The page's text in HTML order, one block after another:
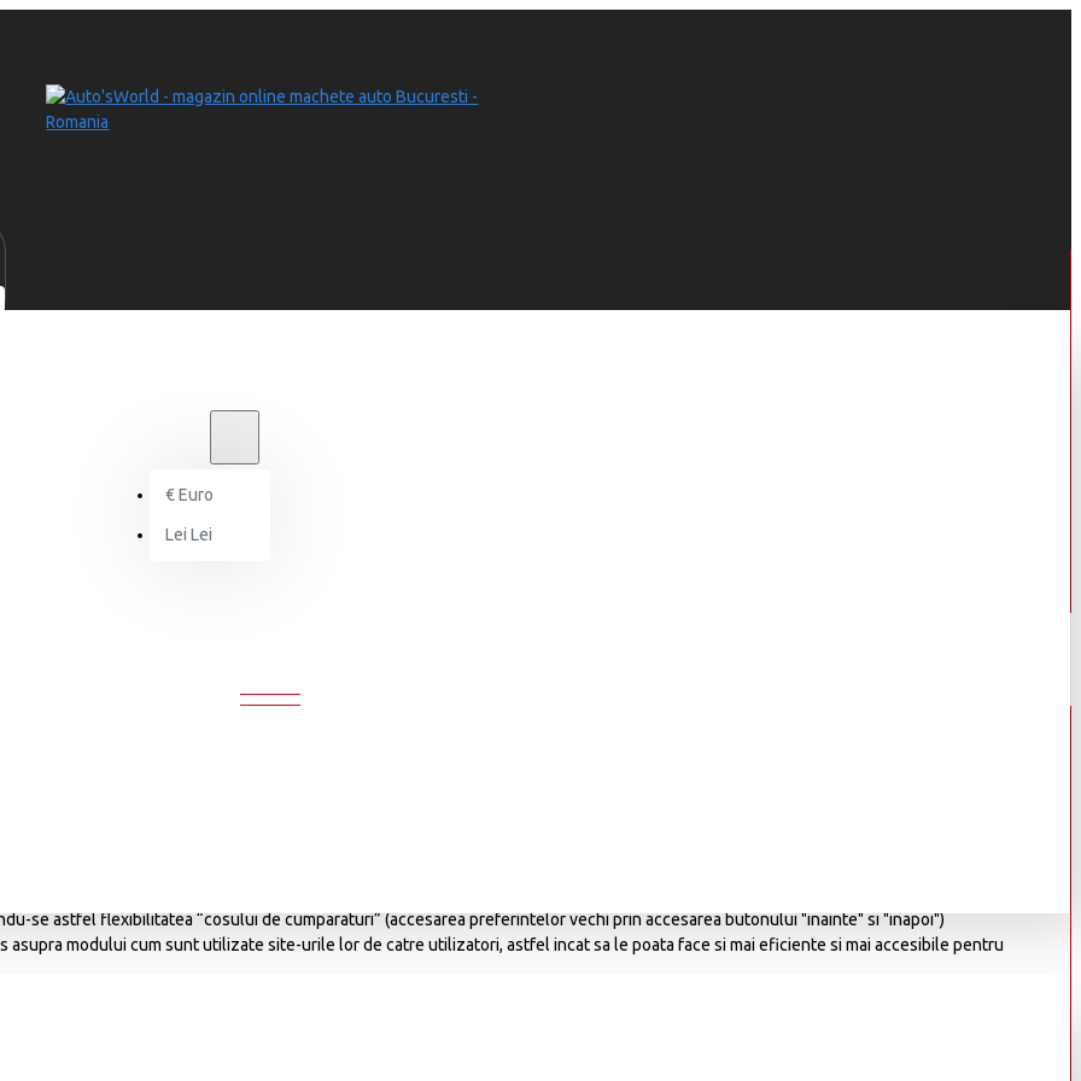
€Euro
Lei Lei
furniza vizitatorilor o experienta mult mai buna de navigare si servicii adaptate nevoilor si interesului fiecaruia.
in facilitarea accesului si livrarii multiplelor servicii de care utilizatorul se bucura pe internet, cum ar fi:
un site, moneda in care se exprima anumite preturi sau tarife, pastrarea optiunilor pentru diverse produse (masuri, alte detalii etc) in
se astfel flexibilitatea “cosului de cumparaturi” (accesarea preferintelor vechi prin accesarea butonului "inainte" si "inapoi")
modului cum sunt utilizate site-urile lor de catre utilizatori, astfel incat sa le poata face si mai eficiente si mai accesibile pentru
incluse intr-un anumit site pentru a crea o experienta de navigare mai valoroasa, mai utila si mai placuta;
"HTTP cookie" sau pur si simplu "cookie" ) este un fisier de mici dimensiuni, format din litere si numere, care va fi stocat pe